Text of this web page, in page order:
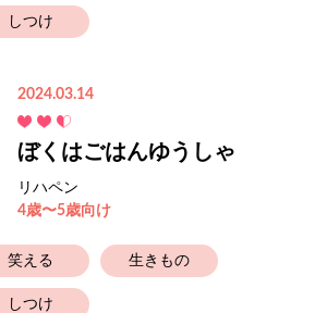
しつけ
2024.03.14
ぼくはごはんゆうしゃ
リハペン
4歳〜5歳向け
笑える 生きもの
しつけ